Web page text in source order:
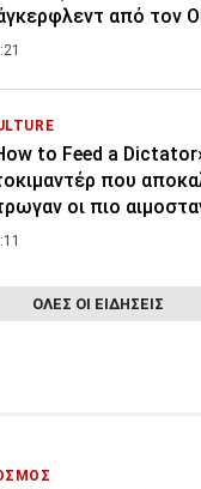
από τον
to Feed a
που
οι πιο
ΟΛΕΣ ΟΙ ΕΙΔΗΣΕΙΣ